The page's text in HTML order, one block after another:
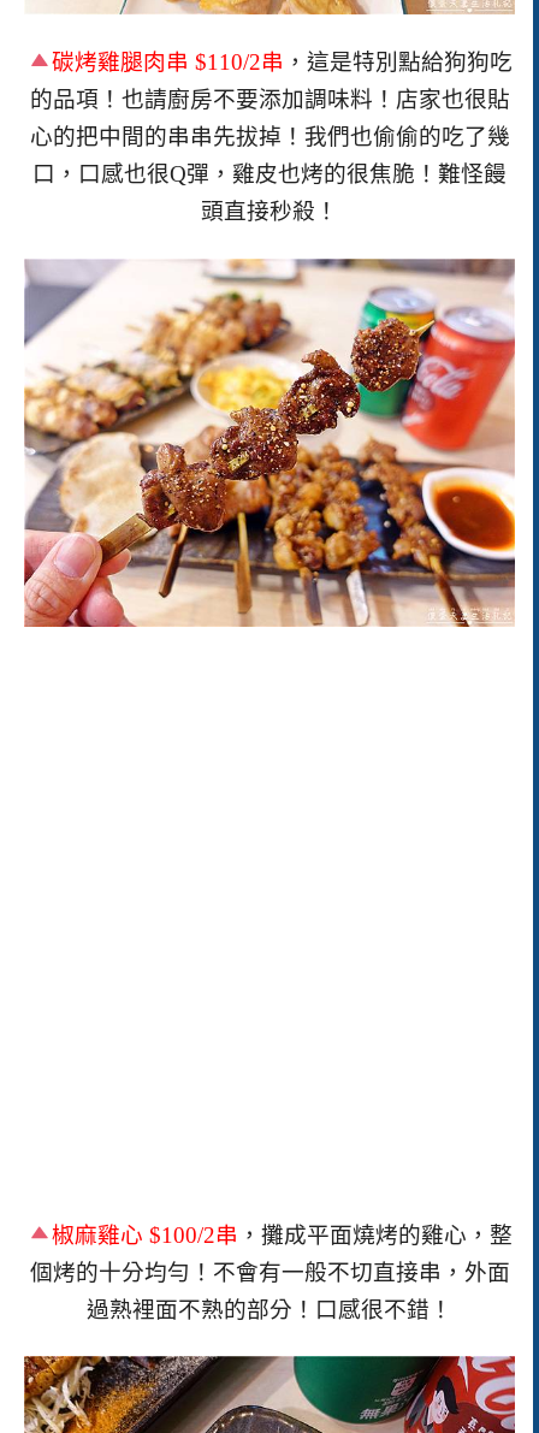
碳烤雞腿肉串 $110/2串 ，這是特別點給狗狗吃
的品項！也請廚房不要添加調味料！店家也很貼
心的把中間的串串先拔掉！我們也偷偷的吃了幾
口，口感也很Q彈，雞皮也烤的很焦脆！難怪饅
頭直接秒殺！
椒麻雞心 $100/2串 ，攤成平面燒烤的雞心，整
個烤的十分均勻！不會有一般不切直接串，外面
過熟裡面不熟的部分！口感很不錯！